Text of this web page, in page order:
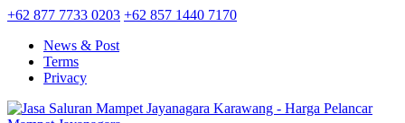
+62 877 7733 0203 +62 857 1440 7170
News & Post
Terms
Privacy